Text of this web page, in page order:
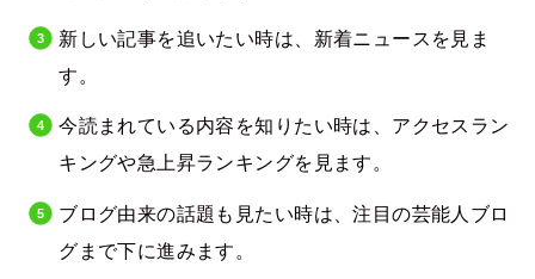
新しい記事を追いたい時は、新着ニュースを見ま
す。
今読まれている内容を知りたい時は、アクセスラン
キングや急上昇ランキングを見ます。
ブログ由来の話題も見たい時は、注目の芸能人ブロ
グまで下に進みます。